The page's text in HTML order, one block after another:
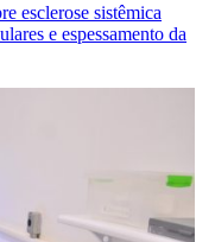
esclerose sistêmica
e espessamento da